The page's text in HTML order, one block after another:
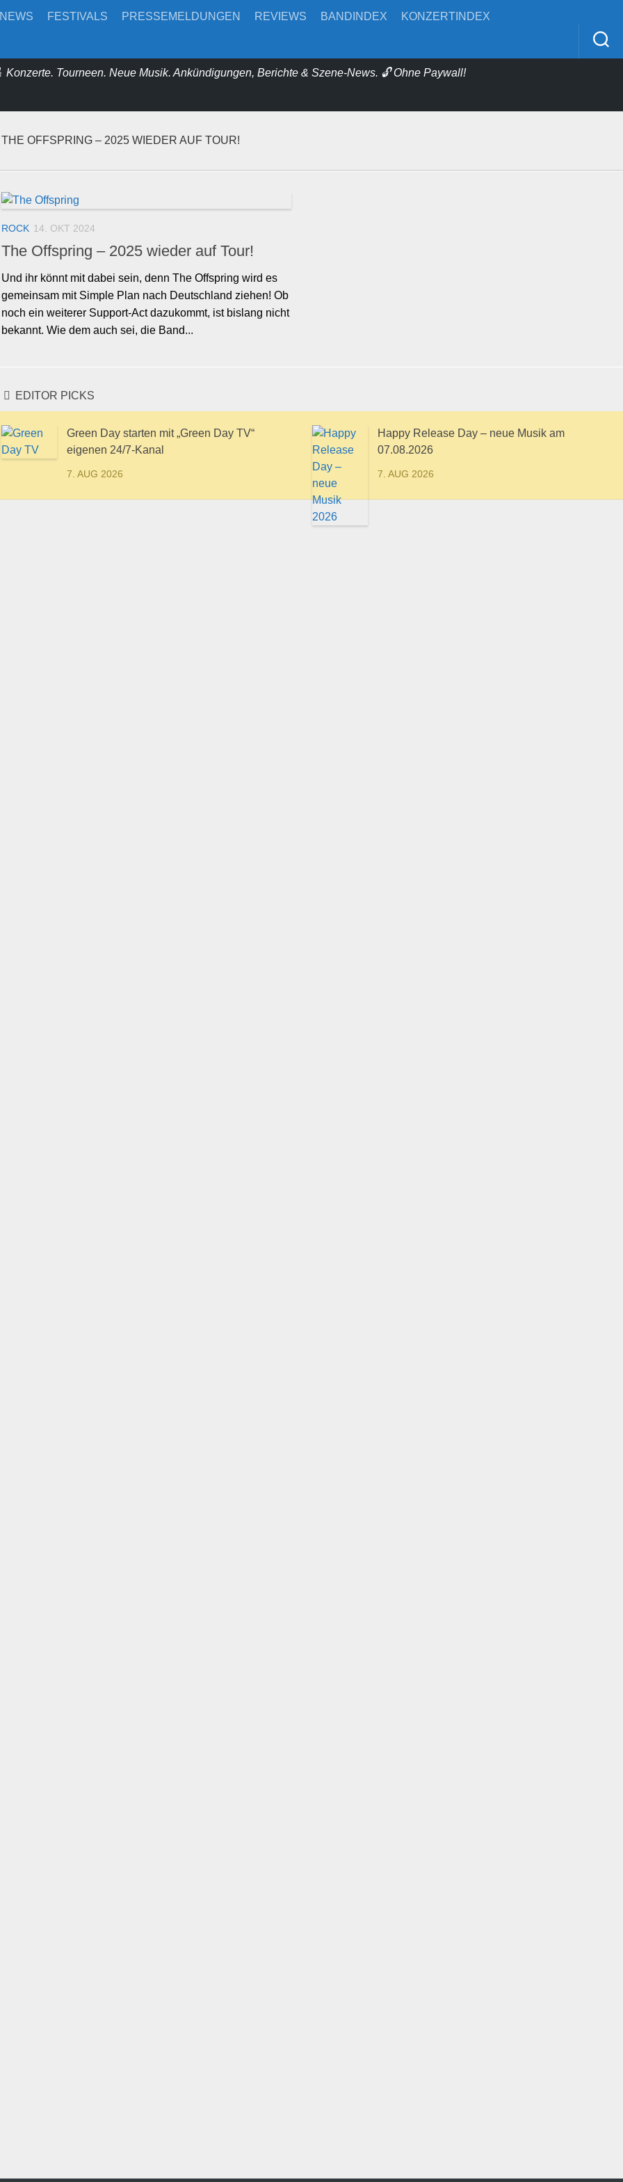
FESTIVALS PRESSEMELDUNGEN REVIEWS BANDINDEX
KONZERTINDEX
Konzerte. Tourneen. Neue Musik. Ankündigungen, Berichte & Szene-News. 🔓 Ohne Paywall!
THE OFFSPRING – 2025 WIEDER AUF TOUR!
ROCK 14. OKT 2024
The Offspring – 2025 wieder auf Tour!
Und ihr könnt mit dabei sein, denn The Offspring wird es
gemeinsam mit Simple Plan nach Deutschland ziehen! Ob
noch ein weiterer Support-Act dazukommt, ist bislang nicht
bekannt. Wie dem auch sei, die Band...
EDITOR PICKS
Green Day starten mit „Green Day TV“
eigenen 24/7-Kanal
7. AUG 2026
Happy Release Day – neue Musik am
07.08.2026
7. AUG 2026